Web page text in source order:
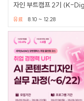
자인 부트캠프 2기 (K-
Academy)
8.10 ~ 12.28
유료